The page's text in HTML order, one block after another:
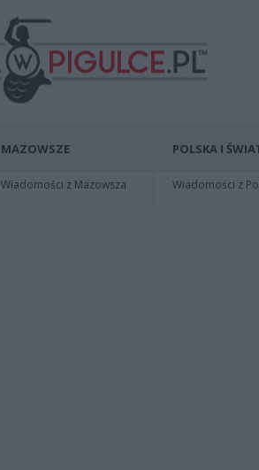
MAZOWSZE
Wiadomości z Mazowsza
POLSKA I
Wiadomości z